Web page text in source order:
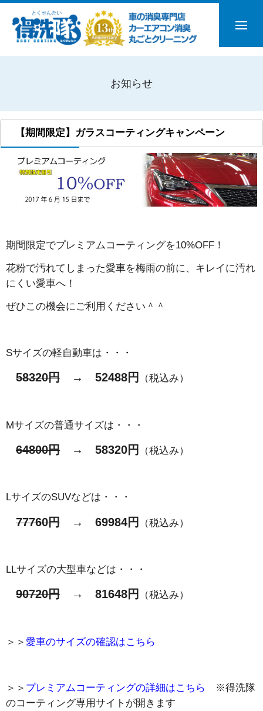
お知らせ
【期間限定】ガラスコーティングキャンペーン
期間限定でプレミアムコーティングを10%OFF！
花粉で汚れてしまった愛車を梅雨の前に、キレイに汚れ
にくい愛車へ！
ぜひこの機会にご利用ください＾＾
Sサイズの軽自動車は・・・
58320円 → 52488円 （税込み）
Mサイズの普通サイズは・・・
64800円 → 58320円 （税込み）
LサイズのSUVなどは・・・
77760円 → 69984円 （税込み）
LLサイズの大型車などは・・・
90720円 → 81648円 （税込み）
＞＞ 愛車のサイズの確認はこちら
＞＞ プレミアムコーティングの詳細はこちら
※得洗隊
のコーティング専用サイトが開きます